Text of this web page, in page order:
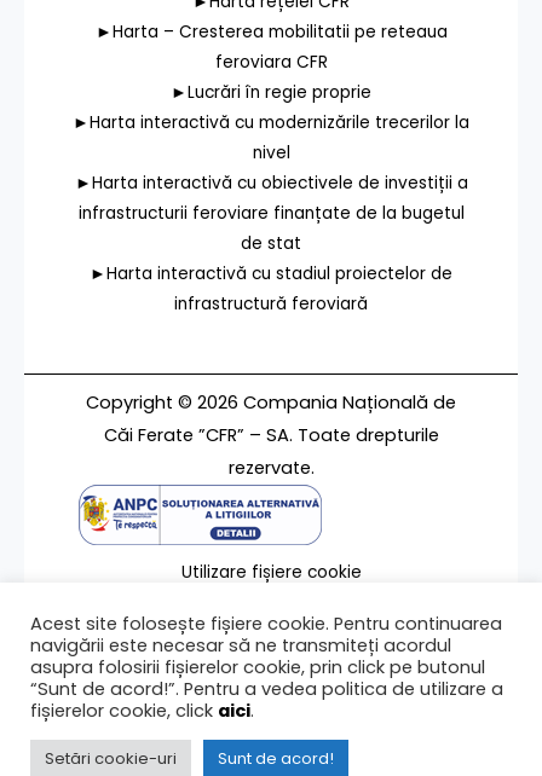
►Harta – Cresterea mobilitatii pe reteaua
feroviara CFR
►Lucrări în regie proprie
►Harta interactivă cu modernizările trecerilor la
nivel
►Harta interactivă cu obiectivele de investiții a
infrastructurii feroviare finanțate de la bugetul
de stat
►Harta interactivă cu stadiul proiectelor de
infrastructură feroviară
Copyright © 2026 Compania Națională de
Căi Ferate ”CFR” – SA. Toate drepturile
rezervate.
Utilizare fișiere cookie
Contact
Ultima modificare a paginii 27/05/2024
Acest site folosește fișiere cookie. Pentru continuarea
navigării este necesar să ne transmiteți acordul
asupra folosirii fișierelor cookie, prin click pe butonul
“Sunt de acord!”. Pentru a vedea politica de utilizare a
fișierelor cookie, click aici.
Setări cookie-uri Sunt de acord!